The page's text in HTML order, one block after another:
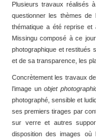
Plusieurs travaux réalisés
questionner les thèmes
thématique a été reprise et
Missingu composé à ce
photographique et restitués
et de sa transparence, les
Concrètement les travaux
l’image unobjet
photographé, sensible et
ses premiers tirages par
sur verre et autres
disposition des images